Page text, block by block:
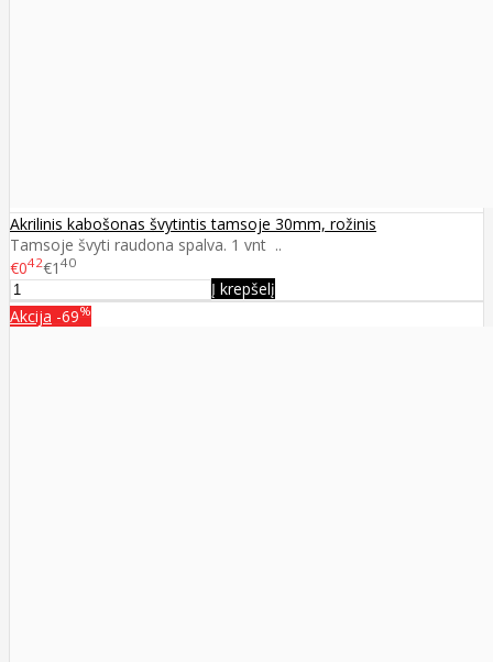
Akrilinis kabošonas švytintis tamsoje 30mm, rožinis
Tamsoje švyti raudona spalva. 1 vnt ..
€042€1 40
Į krepšelį
Akcija -69%